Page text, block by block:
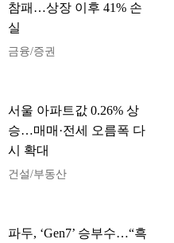
참패…상장 이후 41% 손
실
금융/증권
서울 아파트값 0.26% 상
승…매매·전세 오름폭 다
시 확대
건설/부동산
파두, ‘Gen7’ 승부수…“흑